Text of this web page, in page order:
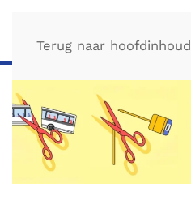
Terug naar hoofdinhoud